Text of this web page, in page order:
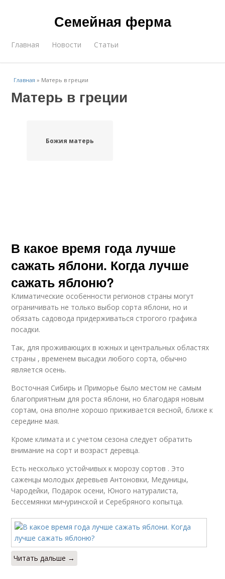
Семейная ферма
Главная Новости Статьи
Главная » Матерь в греции
Матерь в греции
Божия матерь
В какое время года лучше
сажать яблони. Когда лучше
сажать яблоню?
Климатические особенности регионов страны могут
ограничивать не только выбор сорта яблони, но и
обязать садовода придерживаться строгого графика
посадки.
Так, для проживающих в южных и центральных областях
страны , временем высадки любого сорта, обычно
является осень.
Восточная Сибирь и Приморье было местом не самым
благоприятным для роста яблони, но благодаря новым
сортам, она вполне хорошо приживается весной, ближе к
середине мая.
Кроме климата и с учетом сезона следует обратить
внимание на сорт и возраст деревца.
Есть несколько устойчивых к морозу сортов . Это
саженцы молодых деревьев Антоновки, Медуницы,
Чародейки, Подарок осени, Юного натуралиста,
Бессемянки мичуринской и Серебряного копытца.
Читать дальше →